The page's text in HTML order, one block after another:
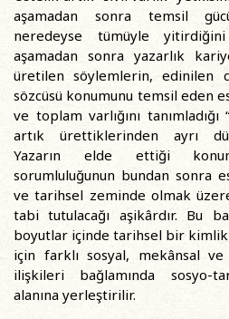
aşamadan sonra temsil
neredeyse tümüyle
aşamadan sonra yazarlık
üretilen söylemlerin, edinilen
sözcüsü konumunu temsil eden
ve toplam varlığını
artık ürettiklerinden ayrı
Yazarın elde ettiği
sorumluluğunun bundan sonra
ve tarihsel zeminde olmak
tabi tutulacağı aşikârdır. Bu
boyutlar içinde tarihsel bir
için farklı sosyal, mekânsal ve
ilişkileri bağlamında
alanına yerleştirilir.